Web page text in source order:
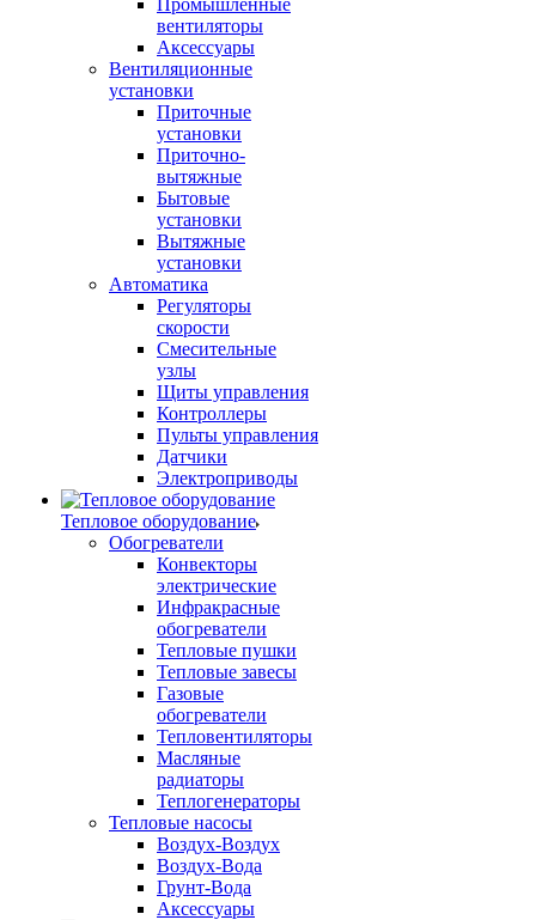
Промышленные
вентиляторы
Аксессуары
Вентиляционные
установки
Приточные
установки
Приточно-
вытяжные
Бытовые
установки
Вытяжные
установки
Автоматика
Регуляторы
скорости
Смесительные
узлы
Щиты управления
Контроллеры
Пульты управления
Датчики
Электроприводы
Тепловое оборудование
Обогреватели
Конвекторы
электрические
Инфракрасные
обогреватели
Тепловые пушки
Тепловые завесы
Газовые
обогреватели
Тепловентиляторы
Масляные
радиаторы
Теплогенераторы
Тепловые насосы
Воздух-Воздух
Воздух-Вода
Грунт-Вода
Аксессуары